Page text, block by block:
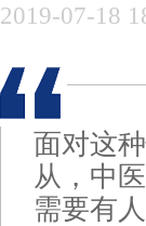
2019-07-18
面对这
从，中
需要有